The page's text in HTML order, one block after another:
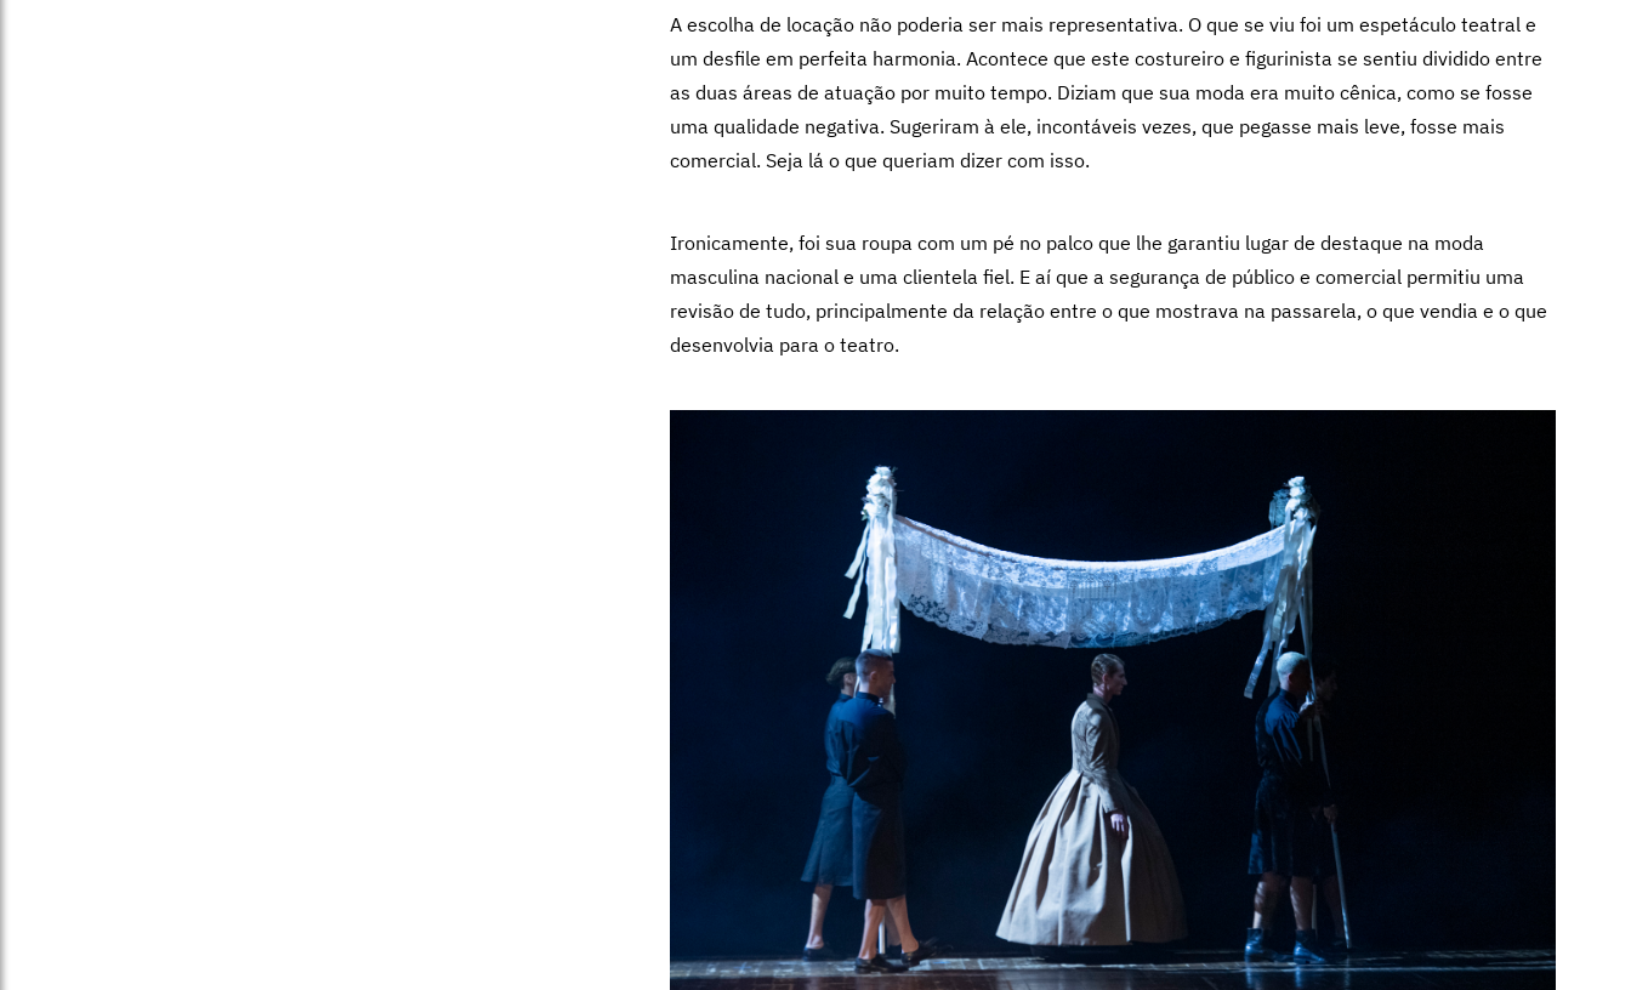
A escolha de locação não poderia ser mais representativa. O que se viu foi um espetáculo teatral e
um desfile em perfeita harmonia. Acontece que este costureiro e figurinista se sentiu dividido entre
as duas áreas de atuação por muito tempo. Diziam que sua moda era muito cênica, como se fosse
uma qualidade negativa. Sugeriram à ele, incontáveis vezes, que pegasse mais leve, fosse mais
comercial. Seja lá o que queriam dizer com isso.
Ironicamente, foi sua roupa com um pé no palco que lhe garantiu lugar de destaque na moda
masculina nacional e uma clientela fiel. E aí que a segurança de público e comercial permitiu uma
revisão de tudo, principalmente da relação entre o que mostrava na passarela, o que vendia e o que
desenvolvia para o teatro.